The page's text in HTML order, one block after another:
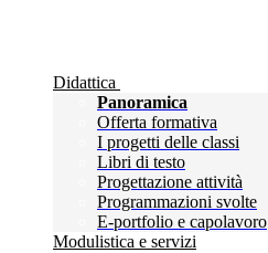
Didattica
Panoramica
Offerta formativa
I progetti delle classi
Libri di testo
Progettazione attività
Programmazioni svolte
E-portfolio e capolavoro
Modulistica e servizi